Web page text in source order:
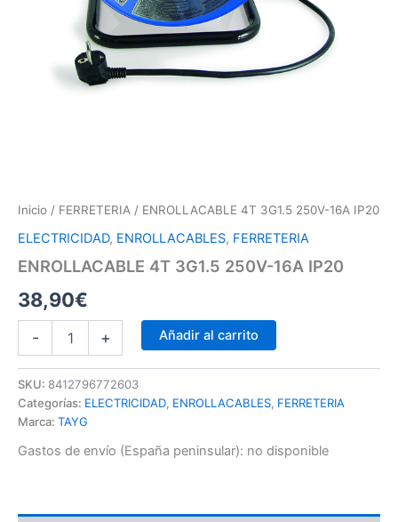
Inicio / FERRETERIA / ENROLLACABLE 4T 3G1.5 250V-16A IP20
ELECTRICIDAD, ENROLLACABLES, FERRETERIA
ENROLLACABLE 4T 3G1.5 250V-16A IP20
38,90€
- + Añadir al carrito
SKU: 8412796772603
Categorías: ELECTRICIDAD, ENROLLACABLES, FERRETERIA
Marca: TAYG
Gastos de envío (España peninsular): no disponible